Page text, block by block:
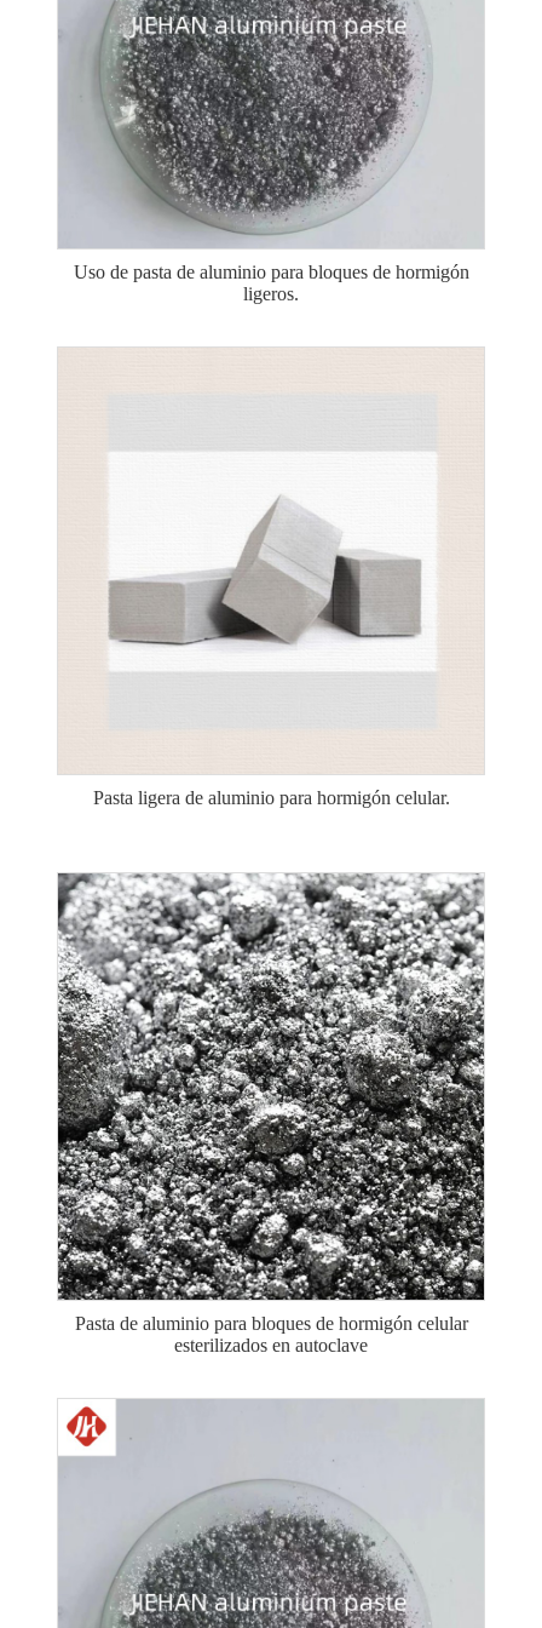
Uso de pasta de aluminio para bloques de hormigón
ligeros.
Pasta ligera de aluminio para hormigón celular.
Pasta de aluminio para bloques de hormigón celular
esterilizados en autoclave